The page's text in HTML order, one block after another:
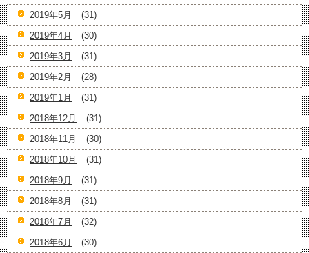
2019年5月
(31)
2019年4月
(30)
2019年3月
(31)
2019年2月
(28)
2019年1月
(31)
2018年12月
(31)
2018年11月
(30)
2018年10月
(31)
2018年9月
(31)
2018年8月
(31)
2018年7月
(32)
2018年6月
(30)